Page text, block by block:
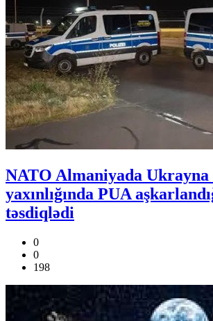
NATO Almaniyada
yaxınlığında PUA
təsdiqlədi
0
0
198